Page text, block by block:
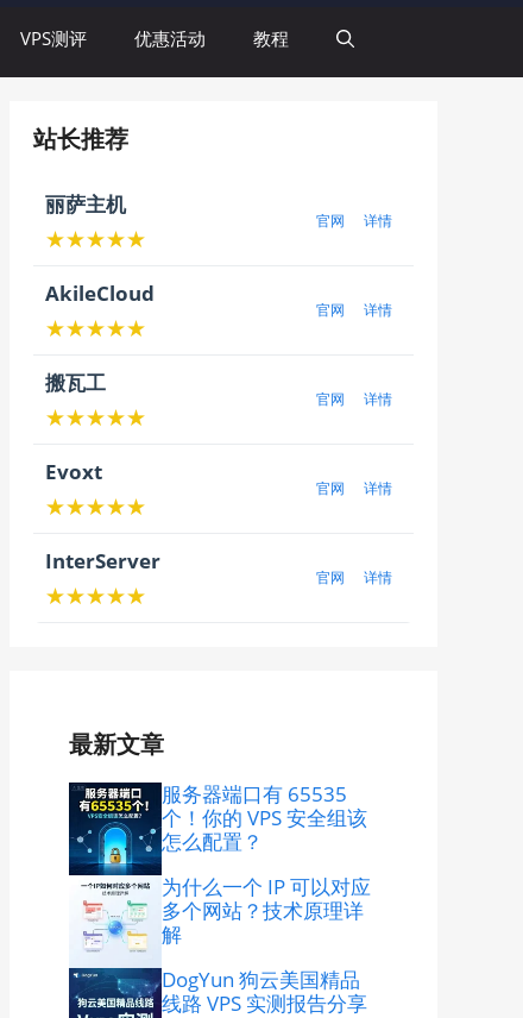
VPS测评 优惠活动 教程
站长推荐
丽萨主机
★★★★★
官网 详情
AkileCloud
★★★★★
官网 详情
搬瓦工
★★★★★
官网 详情
Evoxt
★★★★★
官网 详情
InterServer
★★★★★
官网 详情
最新文章
服务器端口有 65535
个！你的 VPS 安全组该
怎么配置？
为什么一个 IP 可以对应
多个网站？技术原理详
解
DogYun 狗云美国精品
线路 VPS 实测报告分享